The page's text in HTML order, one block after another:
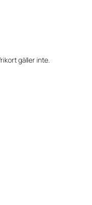
gäller inte.